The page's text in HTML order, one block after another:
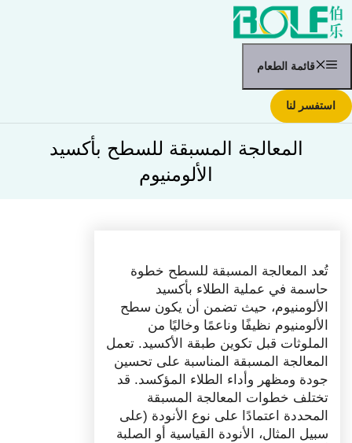
انتقل
إلى
المحتوى
قائمة الطعام
استفسر لنا
المعالجة المسبقة للسطح بأكسيد
الألومنيوم
تُعد المعالجة المسبقة للسطح خطوة
حاسمة في عملية الطلاء بأكسيد
الألومنيوم، حيث تضمن أن يكون سطح
الألومنيوم نظيفًا وناعمًا وخاليًا من
الملوثات قبل تكوين طبقة الأكسيد. تعمل
المعالجة المسبقة المناسبة على تحسين
جودة ومظهر وأداء الطلاء المؤكسد. قد
تختلف خطوات المعالجة المسبقة
المحددة اعتمادًا على نوع الأنودة (على
سبيل المثال، الأنودة القياسية أو الصلبة